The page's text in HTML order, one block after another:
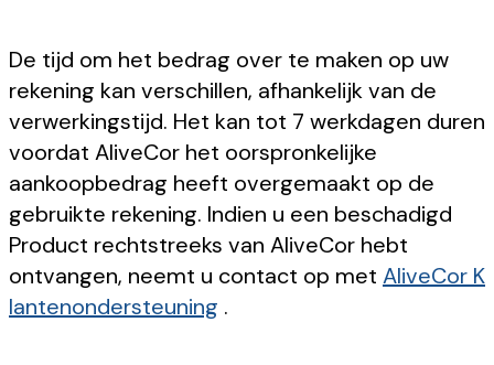
De tijd om het bedrag over te maken op uw
rekening kan verschillen, afhankelijk van de
verwerkingstijd. Het kan tot 7 werkdagen duren
voordat AliveCor het oorspronkelijke
aankoopbedrag heeft overgemaakt op de
gebruikte rekening. Indien u een beschadigd
Product rechtstreeks van AliveCor hebt
ontvangen, neemt u contact op met AliveCor K
lantenondersteuning .